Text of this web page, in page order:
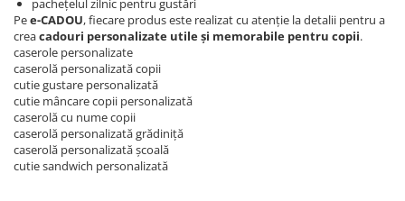
pachețelul zilnic pentru gustări
Pee-CADOU, fiecare produs este realizat cu atenție la detalii pentru a
creacadouri personalizate utile și memorabile pentru copii.
caserole personalizate
caserolă personalizată copii
cutie gustare personalizată
cutie mâncare copii personalizată
caserolă cu nume copii
caserolă personalizată grădiniță
caserolă personalizată școală
cutie sandwich personalizată